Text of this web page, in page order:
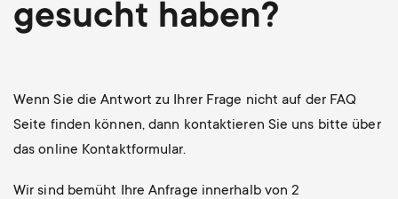
gesucht haben?
Wenn Sie die Antwort zu Ihrer Frage nicht auf der FAQ
Seite finden können, dann kontaktieren Sie uns bitte über
das online Kontaktformular.
Wir sind bemüht Ihre Anfrage innerhalb von 2